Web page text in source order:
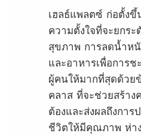
เฮลธ์แพลตซ์ ก่อตั้ง
ความตั้งใจที่จะยกร
สุขภาพ การลดน้ำหนั
และอาหารเพื่อการช
ผู้คนให้มากที่สุดด้วย
คลาส ที่จะช่วยสร้าง
ต้องและส่งผลถึงการ
ชีวิตให้มีคุณภาพ ห่า